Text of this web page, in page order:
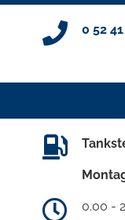
0 52
0.00 -